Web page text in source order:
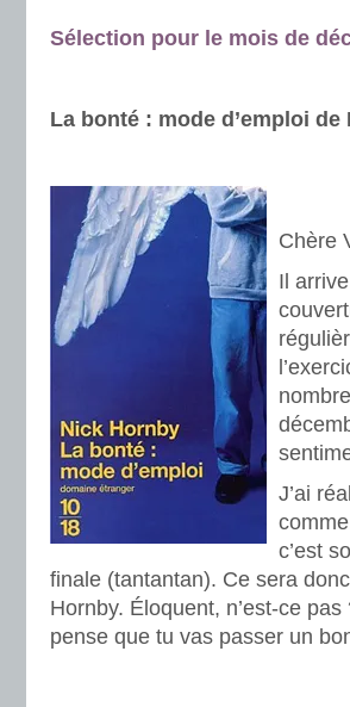
Sélection pour le mois de
La bonté : mode d’emploi
Chère
Il
J’ai
c’est
finale (tantantan). Ce sera
Hornby. Éloquent, n’est-ce
pense que tu vas passer un